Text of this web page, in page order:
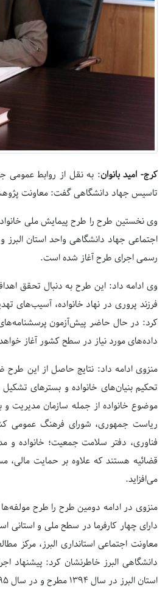
کرج- امید بانوان: به نقل از روابط عمومی
تاسیس جهاد دانشگاهی گفت: معاونت
وی نخستین طرح را طرح پیمایش ملی
رسمی اجرای طرح آغاز شده است.
وی ادامه داد: این طرح به دنبال تحقق
فرزند پروری در نهاد خانواده، آسیب‌های
کرد: در حال حاضر پیش‌آزمون
داده‌های مورد نیاز در سطح کشور آغاز
منزوی ادامه داد: نتایج حاصل از این طرح
تحکیم بنیان‌های خانواده و بسترهای تشکیل
موضوع خانواده از جمله سازمان مدیریت و
ریاست جمهوری، شورای فرهنگ عمومی
فناوری، دفتر سلامت جمعیت؛ خانواده
قضائیه هستند که علاوه بر حمایت مالی،
می‌افزاید.
منزوی در ادامه دومین طرح را طرح
دارای چهار کارفرما در سطح ملی و
معاونت اجتماعی استانداری البرز، مرکز
دانشگاهی البرز خاطرنشان کرد: پیشنهاد
استان البرز در سال 1394 مطرح و در سال 1395 به تصویب رسیده است.